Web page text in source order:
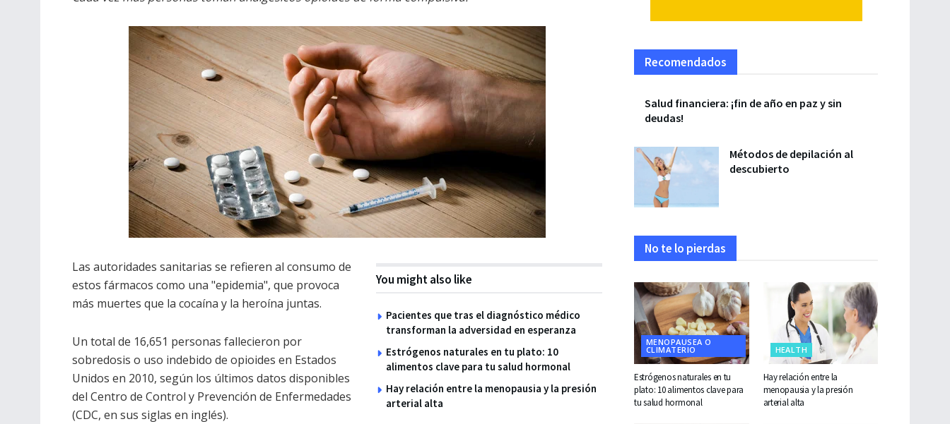
You might also like
Pacientes que tras el diagnóstico médico
transforman la adversidad en esperanza
Estrógenos naturales en tu plato: 10
alimentos clave para tu salud hormonal
Hay relación entre la menopausia y la presión
arterial alta
Las autoridades sanitarias se refieren al consumo de
estos fármacos como una "epidemia", que provoca
más muertes que la cocaína y la heroína juntas.
Un total de 16,651 personas fallecieron por
sobredosis o uso indebido de opioides en Estados
Unidos en 2010, según los últimos datos disponibles
del Centro de Control y Prevención de Enfermedades
(CDC, en sus siglas en inglés).
Recomendados
Salud financiera: ¡fin de año en paz y sin
deudas!
Métodos de depilación al
descubierto
No te lo pierdas
MENOPAUSEA O
CLIMATERIO
Estrógenos naturales en tu
plato: 10 alimentos clave para
tu salud hormonal
HEALTH
Hay relación entre la
menopausia y la presión
arterial alta